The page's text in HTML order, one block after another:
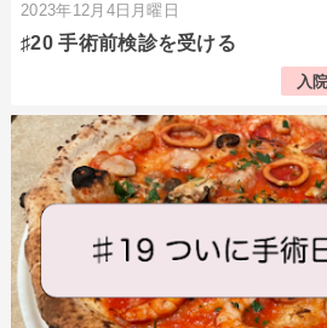
2023年12月4日月曜日
♯20 手術前検診を受ける
入